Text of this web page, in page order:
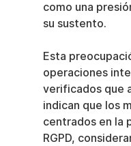
como una
su sustento.
Esta
operaciones
verificados que
indican que los
centrados en la
RGPD,